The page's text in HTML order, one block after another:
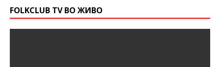
FOLKCLUB TV ВО ЖИВО